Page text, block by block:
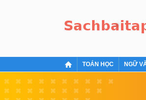
TOÁN HỌC NGỮ